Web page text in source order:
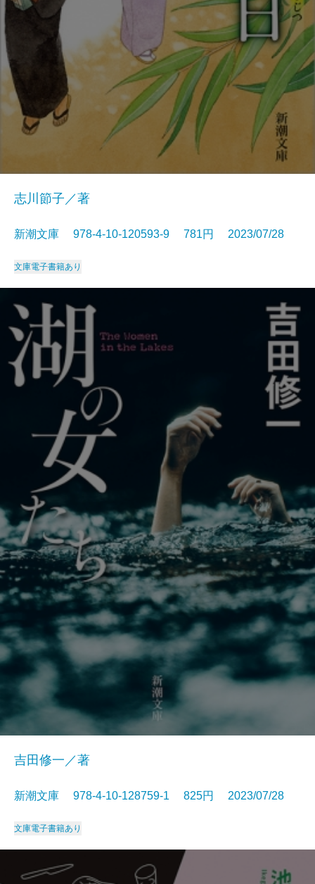
志川節子／著
新潮文庫 978-4-10-120593-9 781円 2023/07/28
文庫電子書籍あり
吉田修一／著
新潮文庫 978-4-10-128759-1 825円 2023/07/28
文庫電子書籍あり